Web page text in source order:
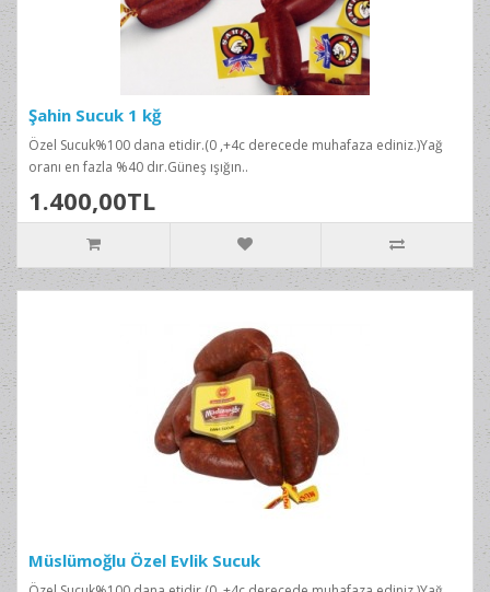
Şahin Sucuk 1 kğ
Özel Sucuk%100 dana etidir.(0 ,+4c derecede muhafaza ediniz.)Yağ
oranı en fazla %40 dır.Güneş ışığın..
1.400,00TL
Müslümoğlu Özel Evlik Sucuk